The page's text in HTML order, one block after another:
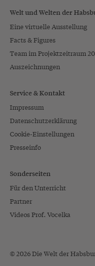
Welt und Welten der
Eine virtuelle Ausstellung
Facts & Figures
Team im Projektzeitraum
Auszeichnungen
Service & Kontakt
Impressum
Datenschutzerklärung
Cookie-Einstellungen
Presseinfo
Sonderseiten
Für den Unterricht
Partner
Videos Prof. Vocelka
© 2026 Die Welt der